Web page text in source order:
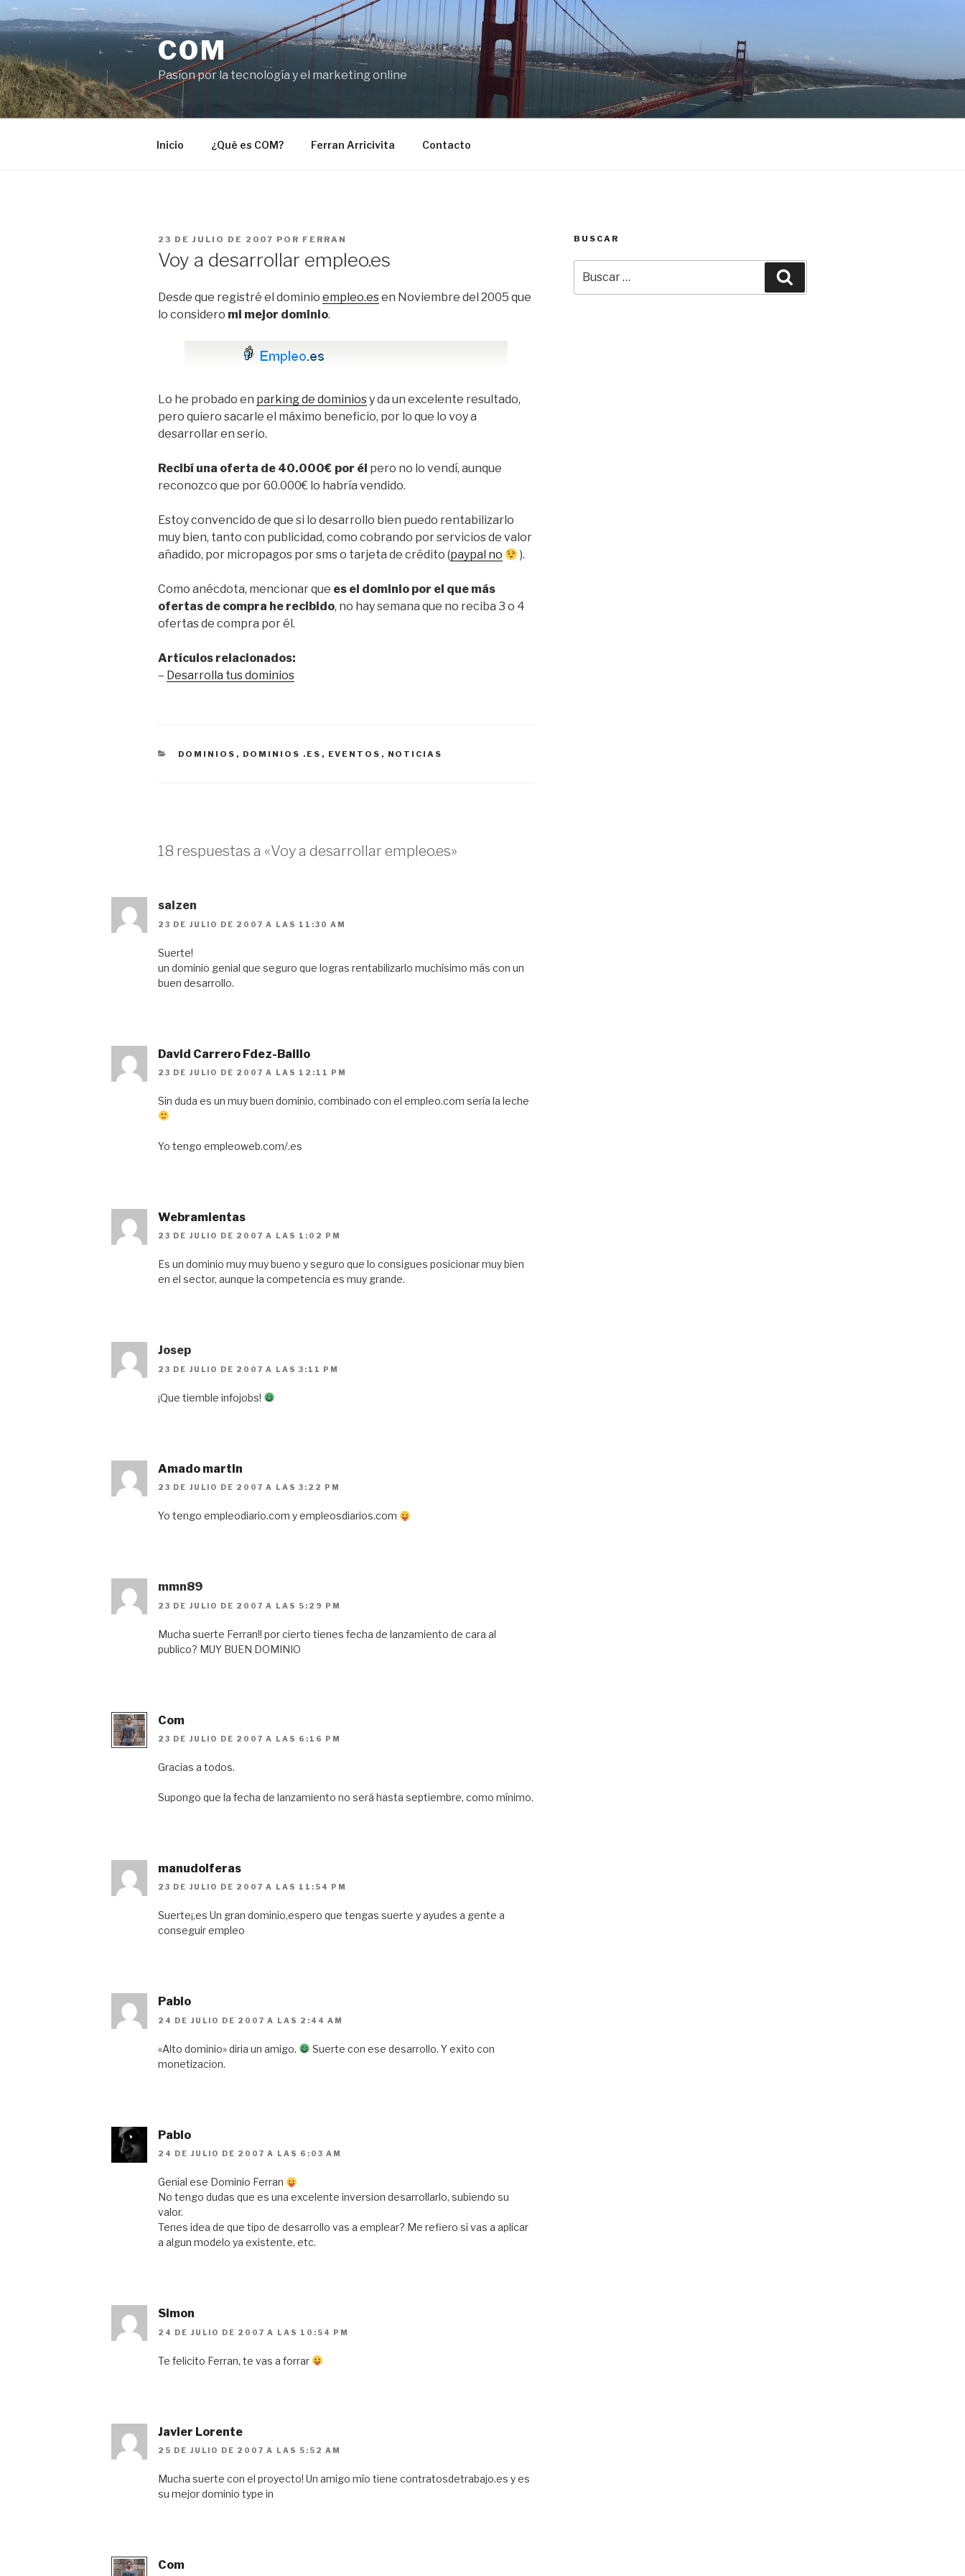
Saltar
al
contenido
COM
Pasíon por la tecnología y el marketing online
Inicio ¿Qué es COM? Ferran Arricivita Contacto
PUBLICADO
23 DE JULIO DE 2007 POR FERRAN
Voy a desarrollar empleo.es
Desde que registré el dominio empleo.esen Noviembre del 2005 que
lo considero mi mejor dominio.
Lo he probado en parking de dominiosy da un excelente resultado,
pero quiero sacarle el máximo beneficio, por lo que lo voy a
desarrollar en serio.
Recibí una oferta de 40.000€ por él pero no lo vendí, aunque
reconozco que por 60.000€ lo habría vendido.
Estoy convencido de que si lo desarrollo bien puedo rentabilizarlo
muy bien, tanto con publicidad, como cobrando por servicios de valor
añadido, por micropagos por sms o tarjeta de crédito (paypal no ).
Como anécdota, mencionar que es el dominio por el que más
ofertas de compra he recibido, no hay semana que no reciba 3 o 4
ofertas de compra por él.
Artículos relacionados:
– Desarrolla tus dominios
CATEGORÍAS
DOMINIOS , DOMINIOS .ES , EVENTOS , NOTICIAS
18 respuestas a «Voy a desarrollar empleo.es»
saizen
23 DE JULIO DE 2007 A LAS 11:30 AM
Suerte!
un dominio genial que seguro que logras rentabilizarlo muchísimo más con un
buen desarrollo.
David Carrero Fdez-Baillo
23 DE JULIO DE 2007 A LAS 12:11 PM
Sin duda es un muy buen dominio, combinado con el empleo.com sería la leche
Yo tengo empleoweb.com/.es
Webramientas
23 DE JULIO DE 2007 A LAS 1:02 PM
Es un dominio muy muy bueno y seguro que lo consigues posicionar muy bien
en el sector, aunque la competencia es muy grande.
Josep
23 DE JULIO DE 2007 A LAS 3:11 PM
¡Que tiemble infojobs!
Amado martin
23 DE JULIO DE 2007 A LAS 3:22 PM
Yo tengo empleodiario.com y empleosdiarios.com
mmn89
23 DE JULIO DE 2007 A LAS 5:29 PM
Mucha suerte Ferran!! por cierto tienes fecha de lanzamiento de cara al
publico? MUY BUEN DOMINIO
Com
23 DE JULIO DE 2007 A LAS 6:16 PM
Gracias a todos.
Supongo que la fecha de lanzamiento no será hasta septiembre, como mínimo.
manudolferas
23 DE JULIO DE 2007 A LAS 11:54 PM
Suerte¡,es Un gran dominio,espero que tengas suerte y ayudes a gente a
conseguir empleo
Pablo
24 DE JULIO DE 2007 A LAS 2:44 AM
«Alto dominio» diria un amigo.
Suerte con ese desarrollo. Y exito con
monetizacion.
Pablo
24 DE JULIO DE 2007 A LAS 6:03 AM
Genial ese Dominio Ferran
No tengo dudas que es una excelente inversion desarrollarlo, subiendo su
valor.
Tenes idea de que tipo de desarrollo vas a emplear? Me refiero si vas a aplicar
a algun modelo ya existente, etc.
Simon
24 DE JULIO DE 2007 A LAS 10:54 PM
Te felicito Ferran, te vas a forrar
Javier Lorente
25 DE JULIO DE 2007 A LAS 5:52 AM
Mucha suerte con el proyecto! Un amigo mío tiene contratosdetrabajo.es y es
su mejor dominio type in
Com
BUSCAR
por: